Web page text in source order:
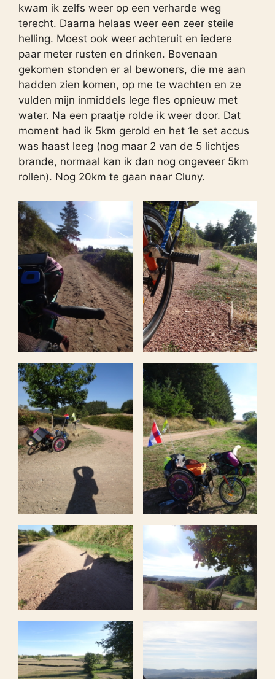
kwam ik zelfs weer op een verharde weg
terecht. Daarna helaas weer een zeer steile
helling. Moest ook weer achteruit en iedere
paar meter rusten en drinken. Bovenaan
gekomen stonden er al bewoners, die me aan
hadden zien komen, op me te wachten en ze
vulden mijn inmiddels lege fles opnieuw met
water. Na een praatje rolde ik weer door. Dat
moment had ik 5km gerold en het 1e set accus
was haast leeg (nog maar 2 van de 5 lichtjes
brande, normaal kan ik dan nog ongeveer 5km
rollen). Nog 20km te gaan naar Cluny.